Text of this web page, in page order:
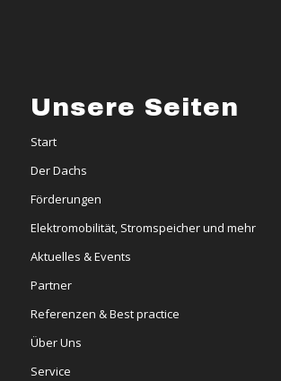
Unsere Seiten
Start
Der Dachs
Förderungen
Elektromobilität, Stromspeicher und mehr
Aktuelles & Events
Partner
Referenzen & Best practice
Über Uns
Service